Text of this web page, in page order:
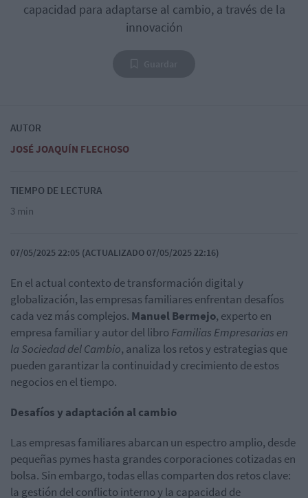
capacidad para adaptarse al cambio, a través de la
innovación
AUTOR
JOSÉ JOAQUÍN FLECHOSO
TIEMPO DE LECTURA
3 min
07/05/2025 22:05 (ACTUALIZADO 07/05/2025 22:16)
En el actual contexto de transformación digital y
globalización, las empresas familiares enfrentan desafíos
cada vez más complejos. Manuel Bermejo, experto en
empresa familiar y autor del libro Familias Empresarias en
la Sociedad del Cambio, analiza los retos y estrategias que
pueden garantizar la continuidad y crecimiento de estos
negocios en el tiempo.
Desafíos y adaptación al cambio
Las empresas familiares abarcan un espectro amplio, desde
pequeñaspymeshasta grandes corporaciones cotizadas en
bolsa. Sin embargo, todas ellas comparten dos retos clave:
la gestión del conflicto interno y la capacidad de